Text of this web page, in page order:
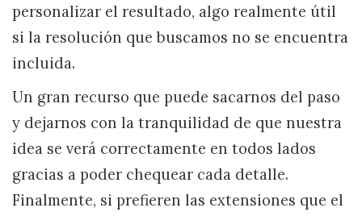
personalizar el resultado, algo realmente útil
si la resolución que buscamos no se encuentra
incluida.
Un gran recurso que puede sacarnos del paso
y dejarnos con la tranquilidad de que nuestra
idea se verá correctamente en todos lados
gracias a poder chequear cada detalle.
Finalmente, si prefieren las extensiones que el